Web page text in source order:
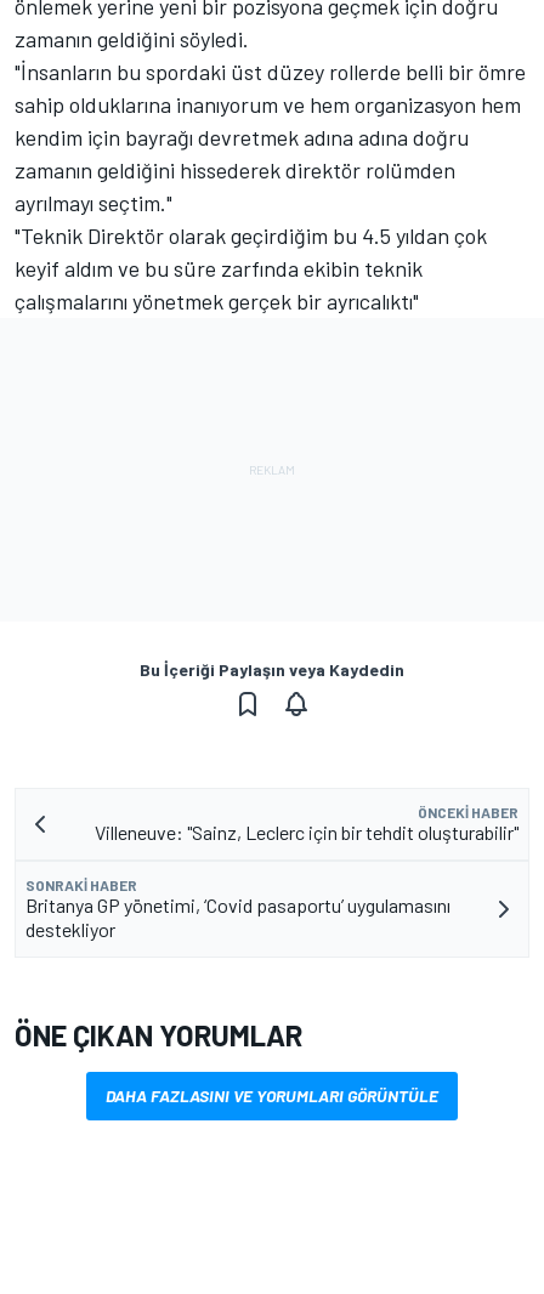
önlemek yerine yeni bir pozisyona geçmek için doğru
zamanın geldiğini söyledi.
"İnsanların bu spordaki üst düzey rollerde belli bir ömre
sahip olduklarına inanıyorum ve hem organizasyon hem
kendim için bayrağı devretmek adına adına doğru
zamanın geldiğini hissederek direktör rolümden
ayrılmayı seçtim."
"Teknik Direktör olarak geçirdiğim bu 4.5 yıldan çok
keyif aldım ve bu süre zarfında ekibin teknik
çalışmalarını yönetmek gerçek bir ayrıcalıktı"
Bu İçeriği Paylaşın veya Kaydedin
ÖNCEKI HABER
Villeneuve: "Sainz, Leclerc için bir tehdit oluşturabilir"
SONRAKI HABER
Britanya GP yönetimi, ‘Covid pasaportu’ uygulamasını
destekliyor
ÖNE ÇIKAN YORUMLAR
DAHA FAZLASINI VE YORUMLARI GÖRÜNTÜLE